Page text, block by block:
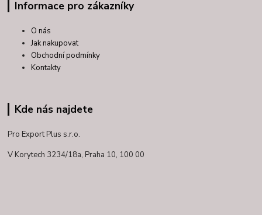
Informace pro zákazníky
O nás
Jak nakupovat
Obchodní podmínky
Kontakty
Kde nás najdete
Pro Export Plus s.r.o.
V Korytech 3234/18a, Praha 10, 100 00